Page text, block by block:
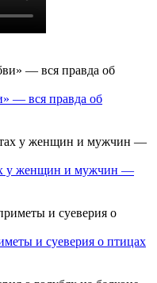
— вся правда об
у женщин и мужчин —
и суеверия о птицах